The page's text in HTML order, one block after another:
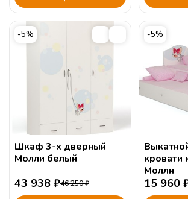
-5%
Шкаф 3-х дверный
Молли белый
43 938 ₽46 250₽
-5%
кровати
Молли
15 960